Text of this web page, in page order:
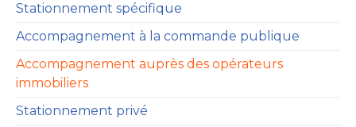
Stationnement spécifique
Accompagnement à la commande publique
Accompagnement auprès des opérateurs
immobiliers
Stationnement privé